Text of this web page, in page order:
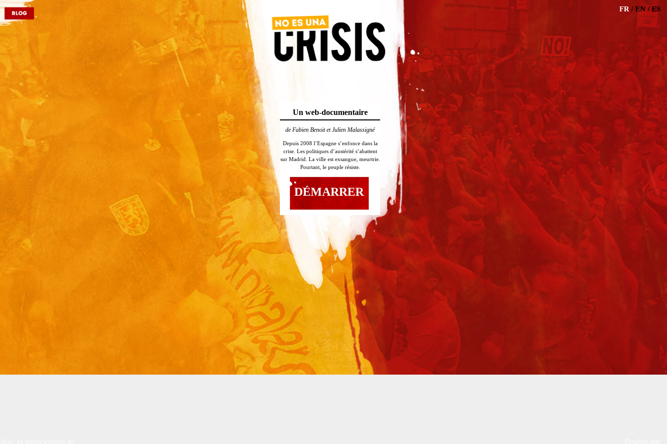
FR/EN/ES
Un web-documentaire
de Fabien Benoit et Julien Malassigné
Depuis 2008 l’Espagne s’enfonce dans la
crise. Les politiques d’austérité s’abattent
sur Madrid. La ville est exsangue, meurtrie.
Pourtant, le peuple résiste.
DÉMARRER